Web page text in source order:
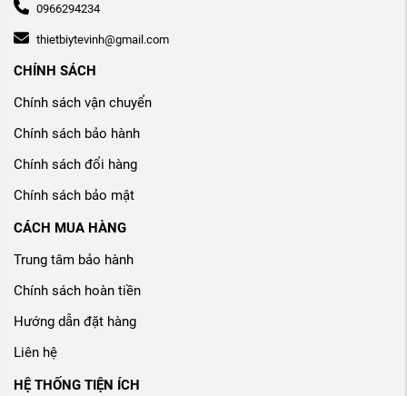
0966294234
thietbiytevinh@gmail.com
CHÍNH SÁCH
Chính sách vận chuyển
Chính sách bảo hành
Chính sách đổi hàng
Chính sách bảo mật
CÁCH MUA HÀNG
Trung tâm bảo hành
Chính sách hoàn tiền
Hướng dẫn đặt hàng
Liên hệ
HỆ THỐNG TIỆN ÍCH